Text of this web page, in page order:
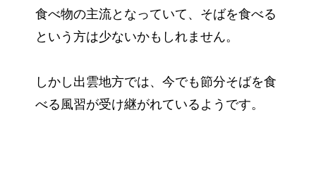
食べ物の主流となっていて、そばを食べる
という方は少ないかもしれません。
しかし出雲地方では、今でも節分そばを食
べる風習が受け継がれているようです。